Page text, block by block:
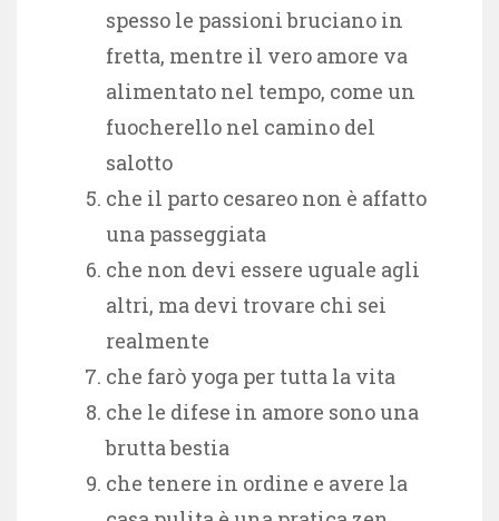
spesso le passioni bruciano in
fretta, mentre il vero amore va
alimentato nel tempo, come un
fuocherello nel camino del
salotto
che il parto cesareo non è affatto
una passeggiata
che non devi essere uguale agli
altri, ma devi trovare chi sei
realmente
che farò yoga per tutta la vita
che le difese in amore sono una
brutta bestia
che tenere in ordine e avere la